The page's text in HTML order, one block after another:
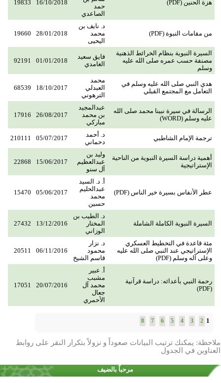
هزة الحنين (PDF)
حمد
الصاعدي
16/10/2018
19833
من مقامات النبوة (PDF)
د. نايف بن
محمد
اليحيى
28/01/2018
19660
السيرة النبوية بنظام الخرائط الذهنية
مصنفة حسب عمره صلى الله عليه
وسلم
فايق سعيد
الغامدي
01/01/2018
92191
هدي النبي صلى الله عليه وسلم في
التعامل مع المجتمع القبلي
محمد
العبدلي
الترهوني
18/10/2017
68539
الرسالة في سيرة نبينا محمد صلى الله
عليه وسلم (WORD)
عبدالمجيد
بن محمد
مباركي
26/08/2017
17916
ترجمة الإمام الشاطبي
د. أحمد
دحماني
05/07/2017
210111
أهمية دراسة السيرة النبوية من الناحية
الإستراتيجية
وليد بن
عبدالعظيم
آل سنو
15/06/2017
22868
عطر الأنفاس بسيرة خير الناس (PDF)
أ. د. السيد
عبدالحليم
محمد
حسين
05/06/2017
15470
السيرة النبوية الكاملة الشاملة
د. الطيب بن
المختار
الوزاني
13/12/2016
27432
مئة قاعدة في التخطيط العسكري
الإستراتيجي عند النبي صلى الله عليه
وعلى آله وسلم (PDF)
د. نزار
محمود
قاسم الشيخ
06/11/2016
20511
رحمة النبي بأعدائه: دراسة قرآنية
(PDF)
أ. عبير
مشبب
محمد آل
جعال
الأحمري
20/07/2016
17051
1
2
3
4
5
6
7
8
ملاحظة: يمكنك ترتيب البيانات صعوداً و نزولاً بتكرار النقر على روابط
العناوين في الجدول
مرحباً بالضيف